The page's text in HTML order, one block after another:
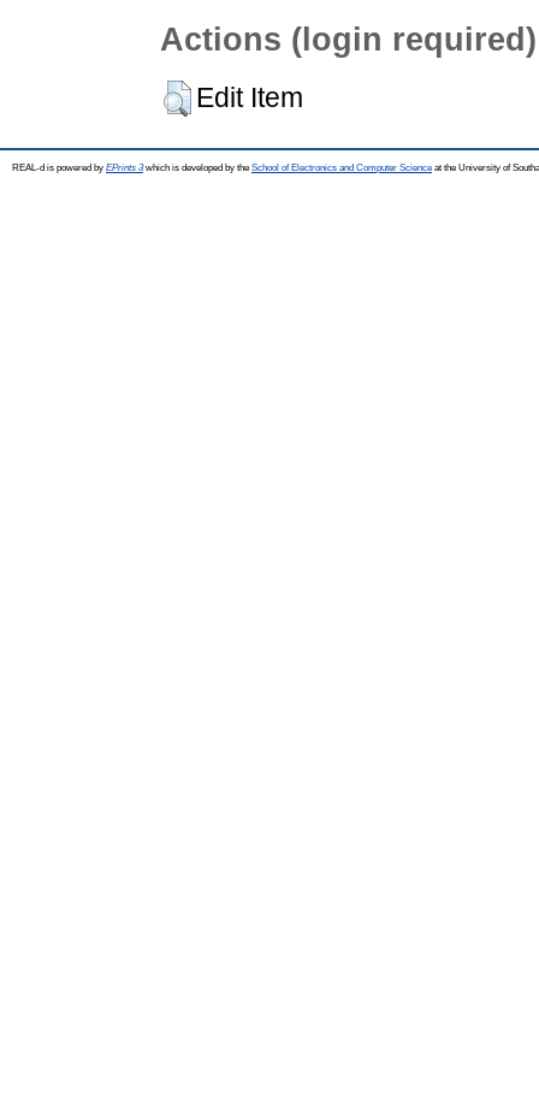
Actions (login required)
Edit Item
REAL-d is powered by EPrints 3which is developed by the School of Electronics and Computer Science at the University of